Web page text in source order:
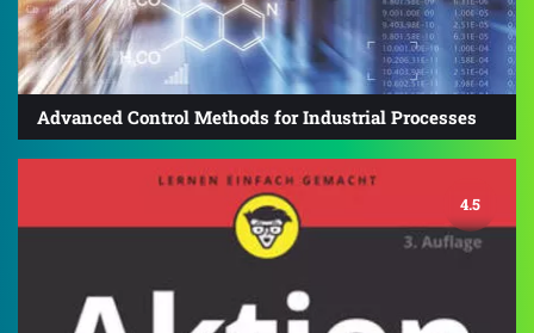
Advanced Control Methods for Industrial Processes
4.5